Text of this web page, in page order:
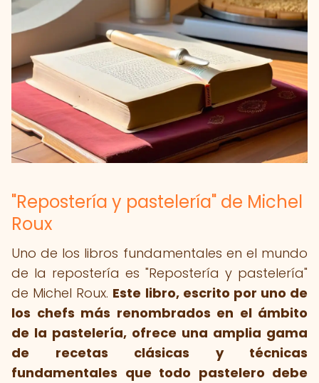
"Repostería y pastelería" de Michel
Roux
Uno de los libros fundamentales en el mundo
de la repostería es "Repostería y pastelería"
de Michel Roux. Este libro, escrito por uno de
los chefs más renombrados en el ámbito
de la pastelería, ofrece una amplia gama
de recetas clásicas y técnicas
fundamentales que todo pastelero debe